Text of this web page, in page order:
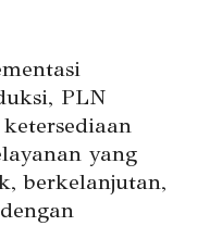
PLN
yang
berkelanjutan,